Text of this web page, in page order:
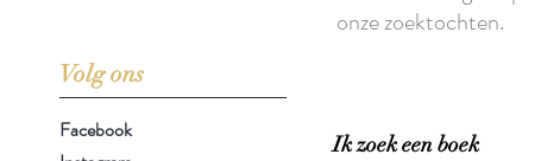
Volg ons
onze zoektochten.
Facebook
Ik zoek een boek